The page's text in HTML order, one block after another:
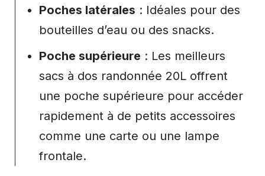
Poches latérales : Idéales pour des
bouteilles d’eau ou des snacks.
Poche supérieure : Les meilleurs
sacs à dos randonnée 20L offrent
une poche supérieure pour accéder
rapidement à de petits accessoires
comme une carte ou une lampe
frontale.